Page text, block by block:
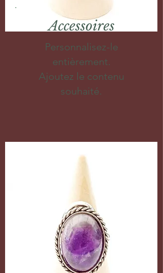
Accessoires
Personnalisez-le
entièrement.
Ajoutez le contenu
souhaité.